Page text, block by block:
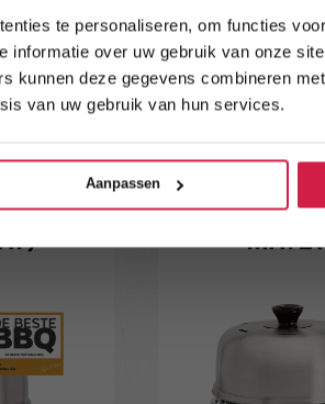
te personaliseren, om functies
informatie over uw gebruik van onze
kunnen deze gegevens combineren
van uw gebruik van hun services.
Aanpassen
TOEPASBAAR OP
MODELLEN
AIR
COBB